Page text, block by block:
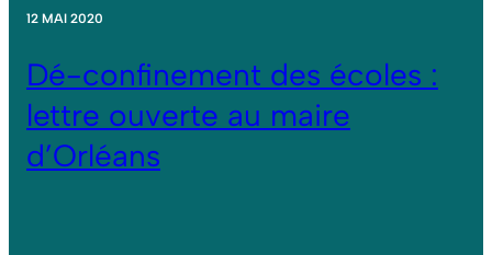
12 MAI 2020
Dé-confinement des écoles :
lettre ouverte au maire
d’Orléans